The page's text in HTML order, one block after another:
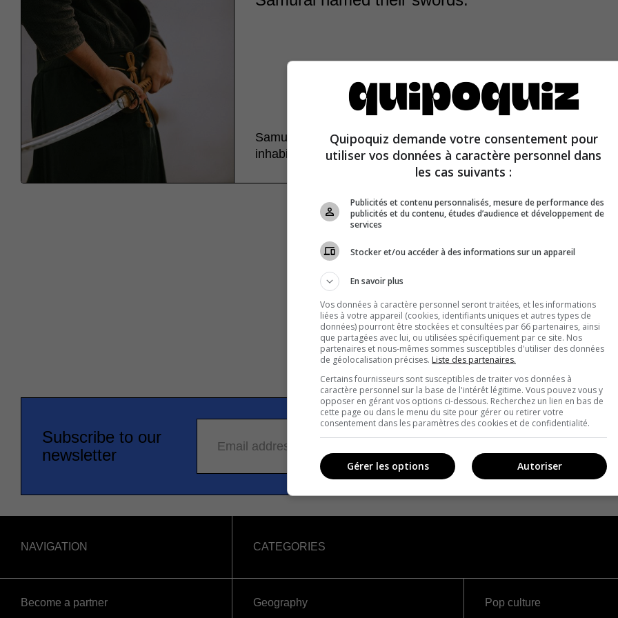
Samurai habitually named their swords because they believed
inhabited by divine spirits.
Subscribe to our
newsletter
Email address
NAVIGATION
Become a partner
CATEGORIES
Geography
Pop culture
Quipoquiz demande votre consentement pour
utiliser vos données à caractère personnel dans
les cas suivants :
Publicités et contenu personnalisés, mesure de performance des
publicités et du contenu, études d’audience et développement de
services
Stocker et/ou accéder à des informations sur un appareil
En savoir plus
Vos données à caractère personnel seront traitées, et les informations
liées à votre appareil (cookies, identifiants uniques et autres types de
données) pourront être stockées et consultées par 66 partenaires, ainsi
que partagées avec lui, ou utilisées spécifiquement par ce site. Nos
partenaires et nous-mêmes sommes susceptibles d'utiliser des données
de géolocalisation précises. Liste des partenaires.
Certains fournisseurs sont susceptibles de traiter vos données à
caractère personnel sur la base de l'intérêt légitime. Vous pouvez vous y
opposer en gérant vos options ci-dessous. Recherchez un lien en bas de
cette page ou dans le menu du site pour gérer ou retirer votre
consentement dans les paramètres des cookies et de confidentialité.
Autoriser
Gérer les options